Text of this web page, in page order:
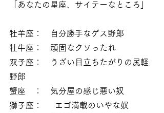
「あなたの星座、サイテーなところ」
牡羊座：　自分勝手なゲス野郎
牡牛座：　頑固なクソったれ
双子座：　うざい目立ちたがりの尻軽
野郎
蟹座　：　気分屋の感じ悪い奴
獅子座：     エゴ満載のいやな奴